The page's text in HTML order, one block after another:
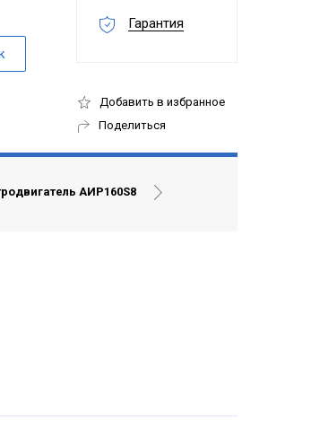
Гарантия
Добавить в избранное
Поделиться
АИР160S8